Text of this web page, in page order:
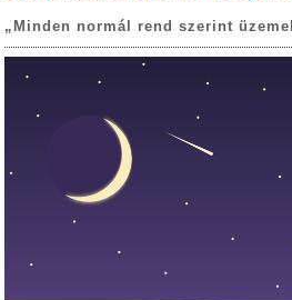
„Minden normál rend szerint